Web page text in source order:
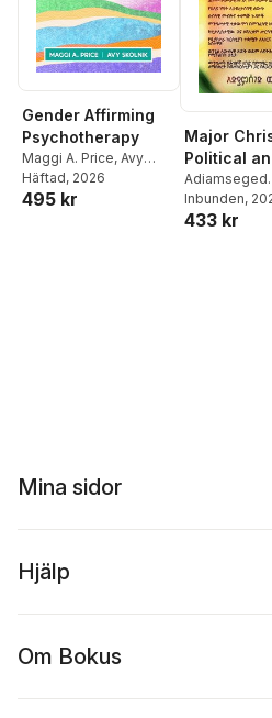
Gender Affirming
Psychotherapy
Maggi A. Price, Avy
Skolnik
Häftad, 2026
495 kr
Major
Political
Roles / The
the State
Adiamseged
Woldemariam
Inbunden,
433 kr
Mina sidor
Hjälp
Om Bokus